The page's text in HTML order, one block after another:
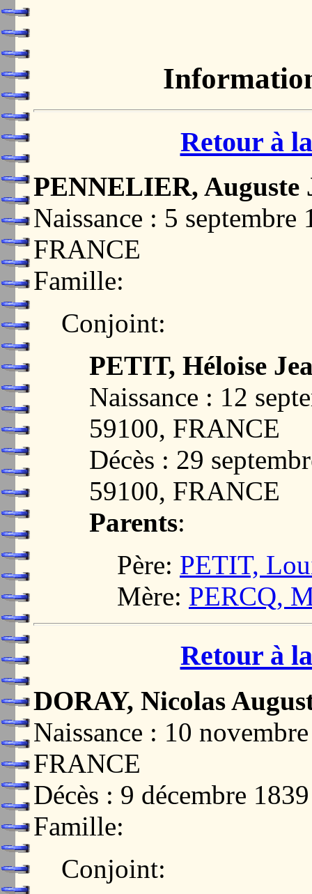
Retour à
PENNELIER, Auguste
Naissance : 5
FRANCE
Famille:
Conjoint:
PETIT, Héloise
Naissance : 12
59100, FRANCE
Décès : 29
59100, FRANCE
Parents:
Père: PETIT,
Mère: PERCQ,
Retour à
DORAY, Nicolas
Naissance : 10
FRANCE
Décès : 9 décembre
Famille:
Conjoint: